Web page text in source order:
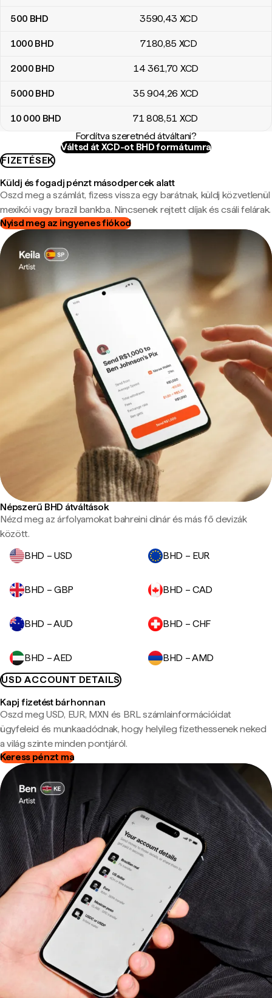
500 BHD 3590,43 XCD
1000 BHD 7180,85 XCD
2000 BHD 14 361,70 XCD
5000 BHD 35 904,26 XCD
10 000 BHD 71 808,51 XCD
Fordítva szeretnéd átváltani?
Váltsd át XCD-ot BHD formátumra
FIZETÉSEK
Küldj és fogadj pénzt másodpercek alatt
Oszd meg a számlát, fizess vissza egy barátnak, küldj közvetlenül
mexikói vagy brazil bankba. Nincsenek rejtett díjak és csáli felárak.
Nyisd meg az ingyenes fiókod
Népszerű BHD átváltások
Nézd meg az árfolyamokat bahreini dinár és más fő devizák
között.
BHD – USD
BHD – EUR
BHD – GBP BHD – CAD
BHD – AUD BHD – CHF
BHD – AED
BHD – AMD
USD ACCOUNT DETAILS
Kapj fizetést bárhonnan
Oszd meg USD, EUR, MXN és BRL számlainformációidat
ügyfeleid és munkaadódnak, hogy helyileg fizethessenek neked
a világ szinte minden pontjáról.
Keress pénzt ma